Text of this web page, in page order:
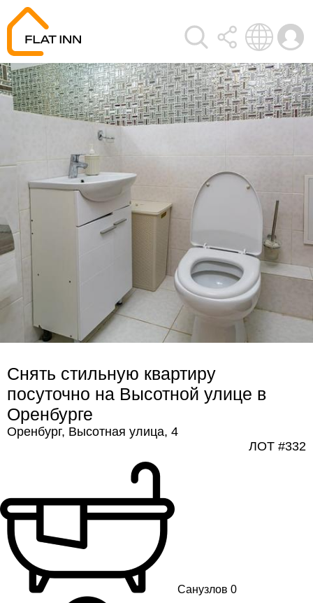
Снять стильную квартиру
посуточно на Высотной улице в
Оренбурге
Оренбург, Высотная улица, 4
ЛОТ #332
Санузлов 0